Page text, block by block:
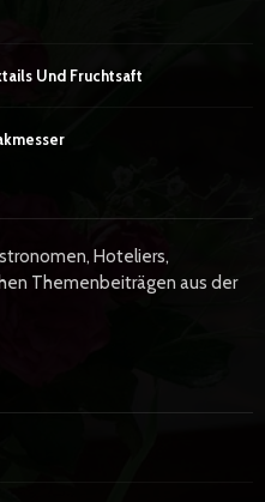
Und Fruchtsaft
Hoteliers,
Themenbeiträgen aus der